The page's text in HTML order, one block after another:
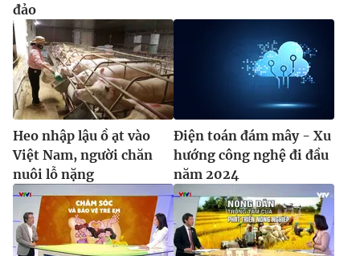
đảo
Heo nhập lậu ồ ạt vào
Việt Nam, người chăn
nuôi lỗ nặng
Điện toán đám mây - Xu
hướng công nghệ đi đầu
năm 2024